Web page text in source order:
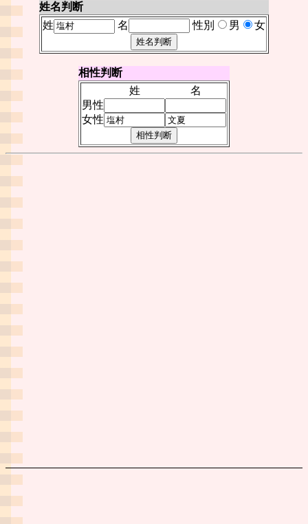
姓名判断
姓
名 性別 男 女
相性判断
姓
名
男性
女性